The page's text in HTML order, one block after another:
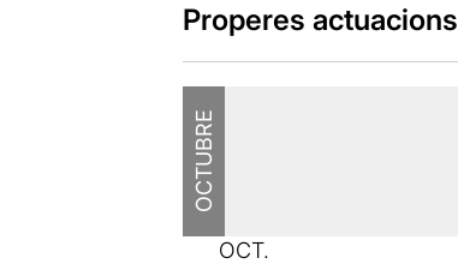
Properes actuacions
OCTUBRE
OCT.